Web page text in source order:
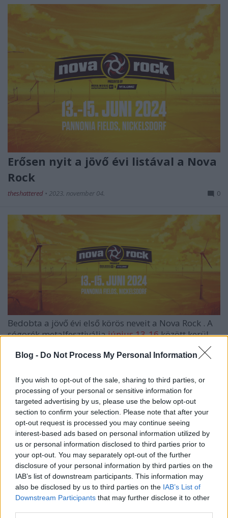
Blog - Do Not Process My Personal Information
If you wish to opt-out of the sale, sharing to third parties, or
processing of your personal or sensitive information for
targeted advertising by us, please use the below opt-out
section to confirm your selection. Please note that after your
opt-out request is processed you may continue seeing
interest-based ads based on personal information utilized by
us or personal information disclosed to third parties prior to
your opt-out. You may separately opt-out of the further
disclosure of your personal information by third parties on the
IAB’s list of downstream participants. This information may
also be disclosed by us to third parties on the IAB’s List of
Downstream Participants that may further disclose it to other
Erősen nyit a jövő évi listával a Nova
Rock
theshattered • 2023. november 04. 0
Bedobta a jövő évi első körös neveit a Nova Rock . A
sógorék metalfesztiváljajúnius 13-16között kerül